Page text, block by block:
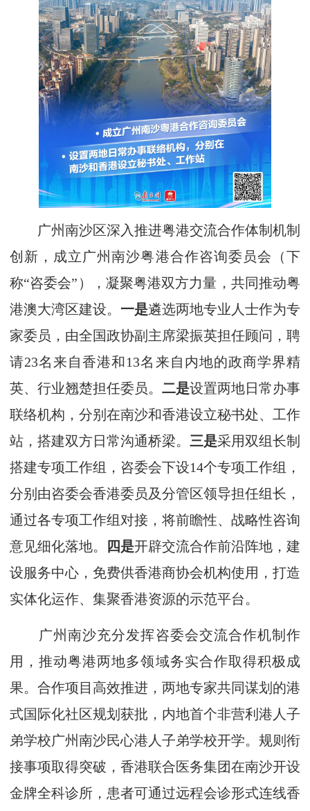
广州南沙区深入推进粤港交流合作体制机制
创新，成立广州南沙粤港合作咨询委员会（下
称“咨委会”），凝聚粤港双方力量，共同推动粤
港澳大湾区建设。 一是遴选两地专业人士作为专
家委员，由全国政协副主席梁振英担任顾问，聘
请23名来自香港和13名来自内地的政商学界精
英、行业翘楚担任委员。 二是设置两地日常办事
联络机构，分别在南沙和香港设立秘书处、工作
站，搭建双方日常沟通桥梁。 三是采用双组长制
搭建专项工作组，咨委会下设14个专项工作组，
分别由咨委会香港委员及分管区领导担任组长，
通过各专项工作组对接，将前瞻性、战略性咨询
意见细化落地。
四是开辟交流合作前沿阵地，建
设服务中心，免费供香港商协会机构使用，打造
实体化运作、集聚香港资源的示范平台。
广州南沙充分发挥咨委会交流合作机制作
用，推动粤港两地多领域务实合作取得积极成
果。合作项目高效推进，两地专家共同谋划的港
式国际化社区规划获批，内地首个非营利港人子
弟学校广州南沙民心港人子弟学校开学。规则衔
接事项取得突破，香港联合医务集团在南沙开设
金牌全科诊所，患者可通过远程会诊形式连线香